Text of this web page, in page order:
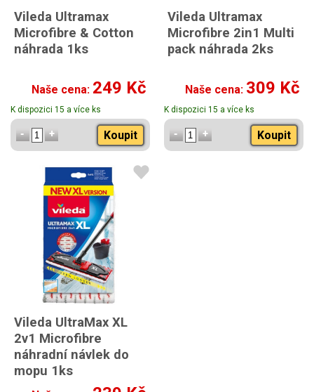
Vileda Ultramax
Microfibre & Cotton
náhrada 1ks
Naše cena: 249 Kč
K dispozici 15 a více ks
Koupit
Vileda Ultramax
Microfibre 2in1 Multi
pack náhrada 2ks
Naše cena: 309 Kč
K dispozici 15 a více ks
Koupit
Vileda UltraMax XL
2v1 Microfibre
náhradní návlek do
mopu 1ks